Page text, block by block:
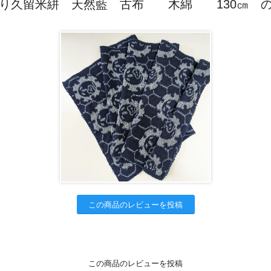
り久留米絣 天然藍 古布 木綿 130㎝ の
この商品のレビューを投稿
この商品のレビューを投稿